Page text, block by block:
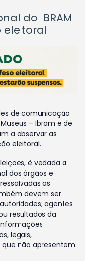
do IBRAM
eleitoral
de comunicação
– Ibram e de
a observar as
eleitoral.
é vedada a
dos órgãos e
as
devem ser
agentes
resultados da
legais,
não apresentem